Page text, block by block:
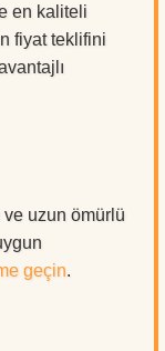
en kaliteli
fiyat teklifini
uzun ömürlü
geçin.